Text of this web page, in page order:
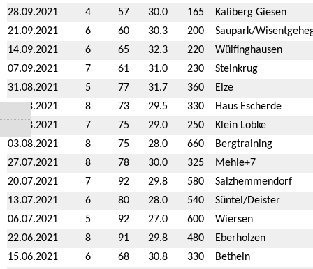
28.09.2021
4 57 30.0 165
Kaliberg Giesen
21.09.2021
6 60 30.3 200
Saupark/
14.09.2021
6 65 32.3 220
Wülfinghausen
07.09.2021
7 61 31.0 230
Steinkrug
31.08.2021
5 77 31.7 360
Elze
24.08.2021
8 73 29.5 330
Haus Escherde
10.08.2021
7 75 29.0 250
Klein Lobke
03.08.2021
8 75 28.0 660
Bergtraining
27.07.2021
8 78 30.0 325
Mehle+7
20.07.2021
7 92 29.8 580
Salzhemmendorf
13.07.2021
6 80 28.0 540
Süntel/Deister
06.07.2021
5 92 27.0 600
Wiersen
22.06.2021
8 91 29.8 480
Eberholzen
15.06.2021
6 68 30.8 330
Betheln